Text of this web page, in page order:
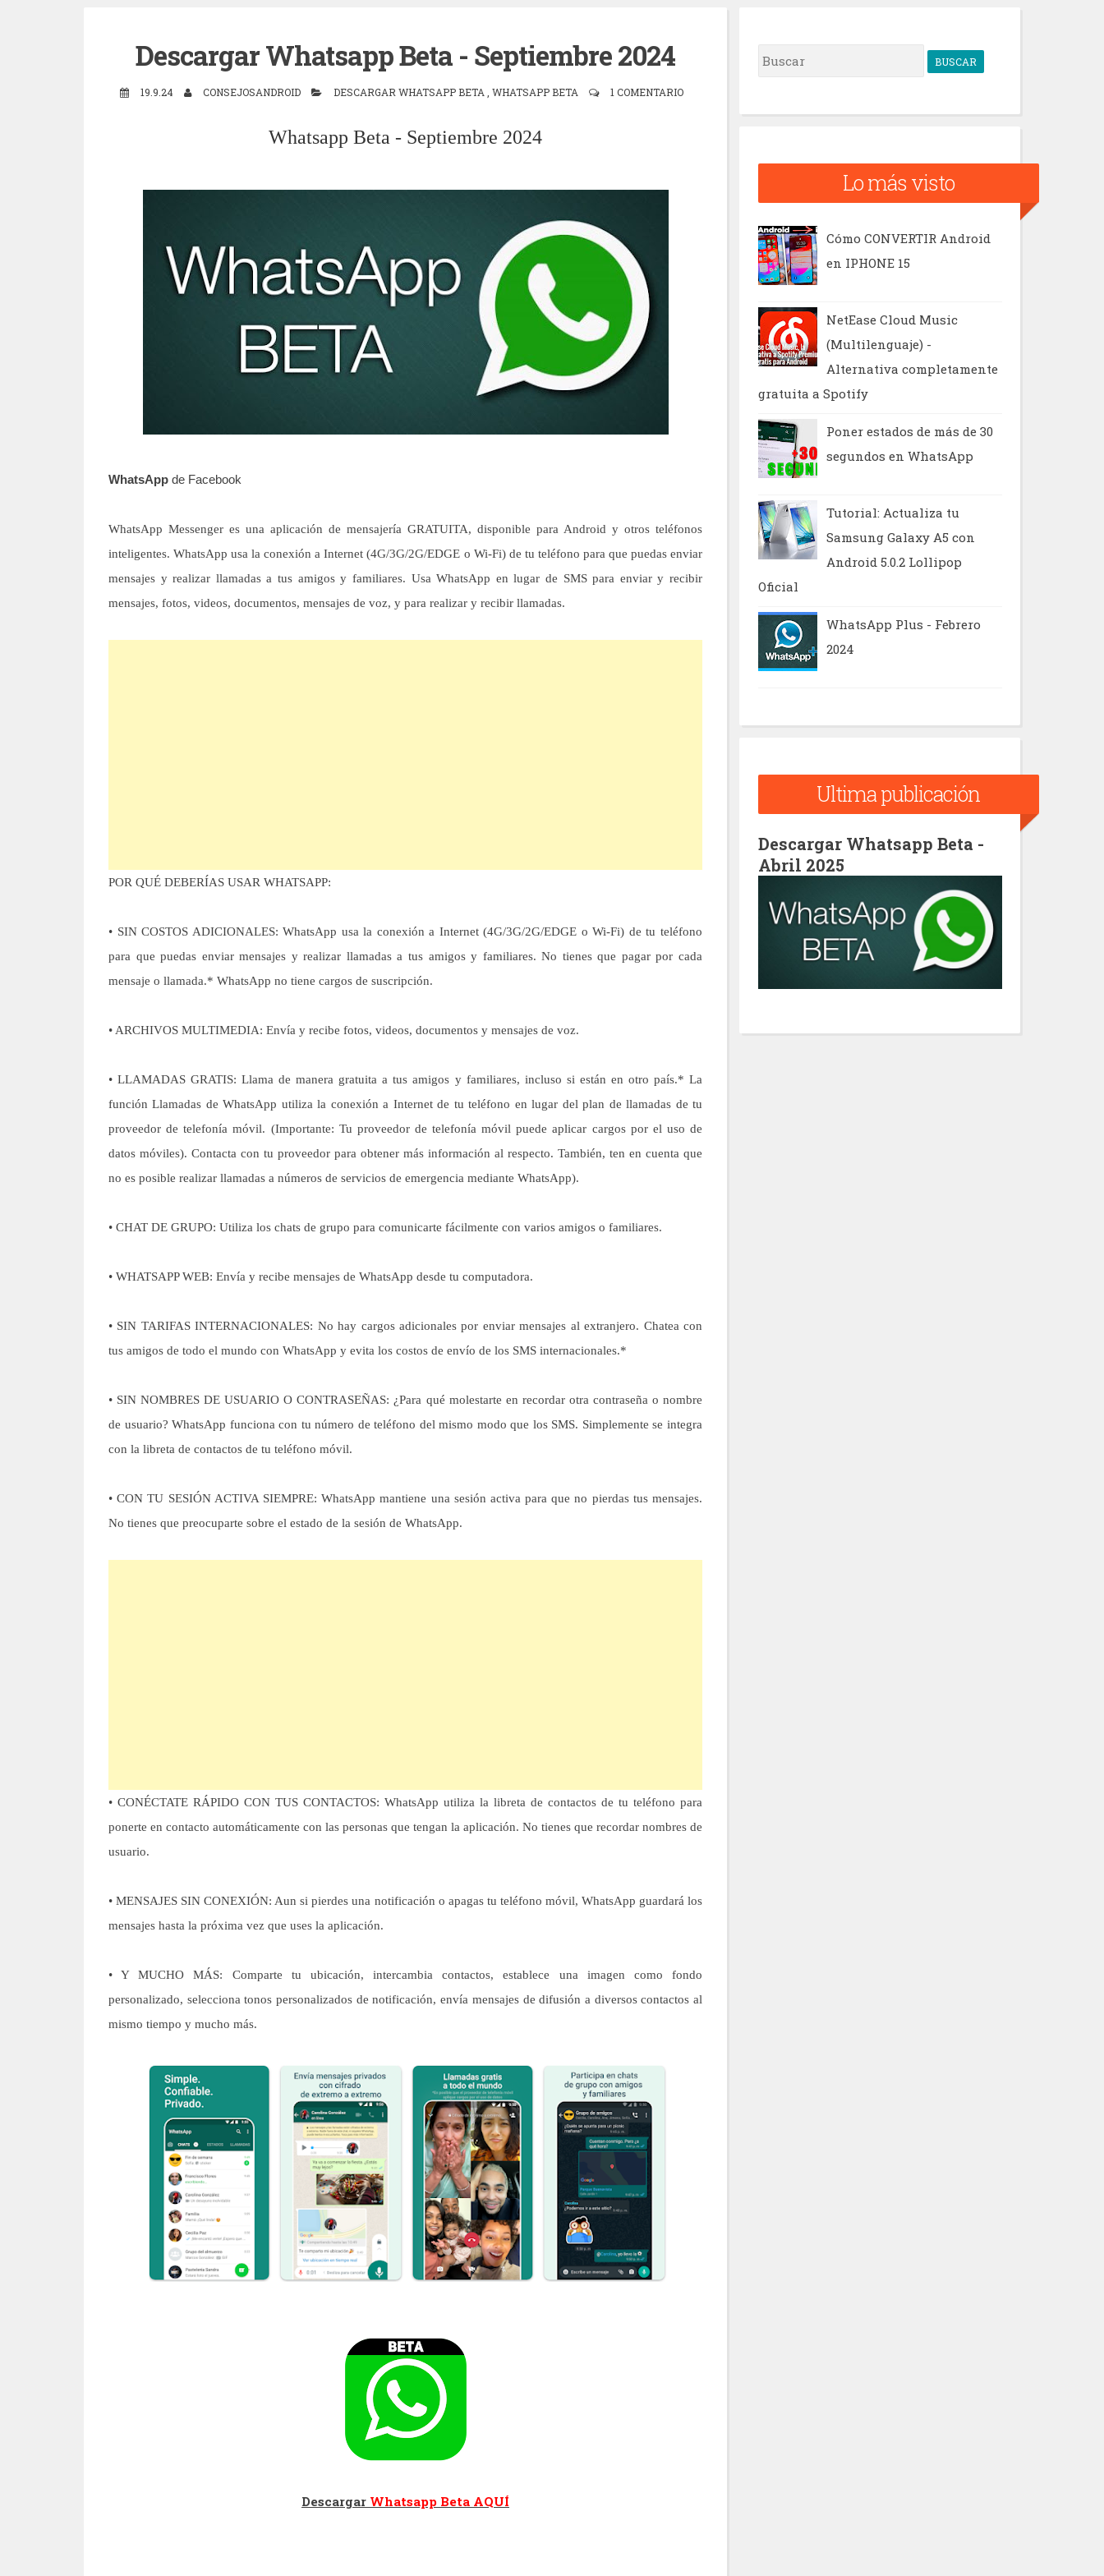
Descargar Whatsapp Beta - Septiembre 2024
19.9.24 CONSEJOSANDROID DESCARGAR WHATSAPP BETA WHATSAPP BETA 1 COMENTARIO
Whatsapp Beta - Septiembre 2024
WhatsApp de Facebook
WhatsApp Messenger es una aplicación de mensajería GRATUITA, disponible para Android y otros teléfonos
inteligentes. WhatsApp usa la conexión a Internet (4G/3G/2G/EDGE o Wi-Fi) de tu teléfono para que puedas enviar
mensajes y realizar llamadas a tus amigos y familiares. Usa WhatsApp en lugar de SMS para enviar y recibir
mensajes, fotos, videos, documentos, mensajes de voz, y para realizar y recibir llamadas.
POR QUÉ DEBERÍAS USAR WHATSAPP:
• SIN COSTOS ADICIONALES: WhatsApp usa la conexión a Internet (4G/3G/2G/EDGE o Wi-Fi) de tu teléfono
para que puedas enviar mensajes y realizar llamadas a tus amigos y familiares. No tienes que pagar por cada
mensaje o llamada.* WhatsApp no tiene cargos de suscripción.
• ARCHIVOS MULTIMEDIA: Envía y recibe fotos, videos, documentos y mensajes de voz.
• LLAMADAS GRATIS: Llama de manera gratuita a tus amigos y familiares, incluso si están en otro país.* La
función Llamadas de WhatsApp utiliza la conexión a Internet de tu teléfono en lugar del plan de llamadas de tu
proveedor de telefonía móvil. (Importante: Tu proveedor de telefonía móvil puede aplicar cargos por el uso de
datos móviles). Contacta con tu proveedor para obtener más información al respecto. También, ten en cuenta que
no es posible realizar llamadas a números de servicios de emergencia mediante WhatsApp).
• CHAT DE GRUPO: Utiliza los chats de grupo para comunicarte fácilmente con varios amigos o familiares.
• WHATSAPP WEB: Envía y recibe mensajes de WhatsApp desde tu computadora.
• SIN TARIFAS INTERNACIONALES: No hay cargos adicionales por enviar mensajes al extranjero. Chatea con
tus amigos de todo el mundo con WhatsApp y evita los costos de envío de los SMS internacionales.*
• SIN NOMBRES DE USUARIO O CONTRASEÑAS: ¿Para qué molestarte en recordar otra contraseña o nombre
de usuario? WhatsApp funciona con tu número de teléfono del mismo modo que los SMS. Simplemente se integra
con la libreta de contactos de tu teléfono móvil.
• CON TU SESIÓN ACTIVA SIEMPRE: WhatsApp mantiene una sesión activa para que no pierdas tus mensajes.
No tienes que preocuparte sobre el estado de la sesión de WhatsApp.
• CONÉCTATE RÁPIDO CON TUS CONTACTOS: WhatsApp utiliza la libreta de contactos de tu teléfono para
ponerte en contacto automáticamente con las personas que tengan la aplicación. No tienes que recordar nombres de
usuario.
• MENSAJES SIN CONEXIÓN: Aun si pierdes una notificación o apagas tu teléfono móvil, WhatsApp guardará los
mensajes hasta la próxima vez que uses la aplicación.
• Y MUCHO MÁS: Comparte tu ubicación, intercambia contactos, establece una imagen como fondo
personalizado, selecciona tonos personalizados de notificación, envía mensajes de difusión a diversos contactos al
mismo tiempo y mucho más.
Descargar Whatsapp Beta AQUÍ
B
u
Lo más visto
Cómo CONVERTIR Android
en IPHONE 15
NetEase Cloud Music
(Multilenguaje) -
Alternativa completamente
gratuita a Spotify
Poner estados de más de 30
segundos en WhatsApp
Tutorial: Actualiza tu
Samsung Galaxy A5 con
Android 5.0.2 Lollipop
Oficial
WhatsApp Plus - Febrero
2024
Ultima publicación
Descargar Whatsapp Beta -
Abril 2025